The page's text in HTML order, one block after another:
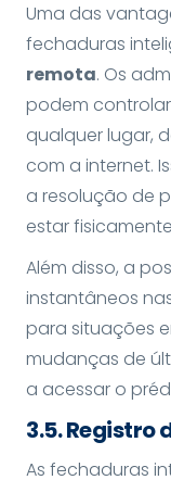
Uma das
fechaduras
remota. Os
podem
qualquer lugar,
com a internet.
a resolução de
estar
Além disso, a
instantâneos
para situações
mudanças de
a acessar o
3.5. Registro
As fechaduras